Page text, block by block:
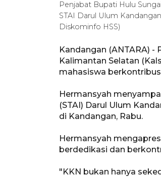
Penjabat Bupati Hulu
STAI Darul Ulum
Diskominfo HSS)
Kandangan (ANTARA) -
Kalimantan Selatan
mahasiswa
Hermansyah
(STAI) Darul Ulum
di Kandangan, Rabu.
Hermansyah
berdedikasi dan
"KKN bukan hanya